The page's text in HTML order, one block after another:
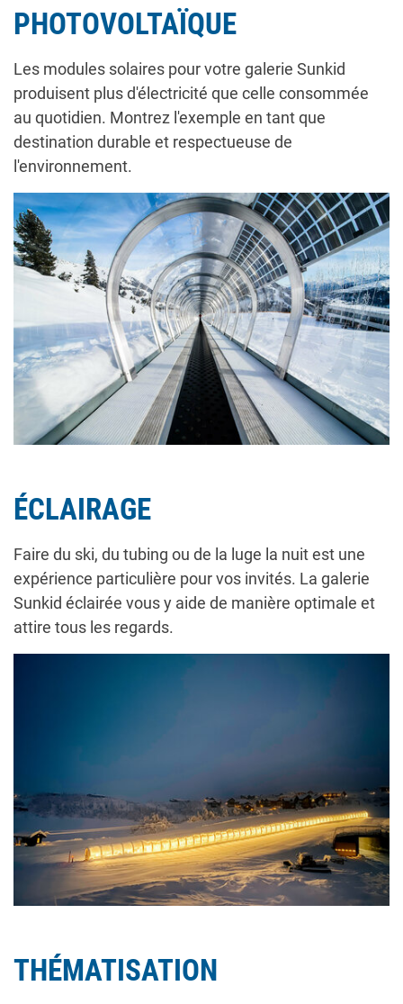
PHOTOVOLTAÏQUE
Les modules solaires pour votre galerie Sunkid
produisent plus d'électricité que celle consommée
au quotidien. Montrez l'exemple en tant que
destination durable et respectueuse de
l'environnement.
ÉCLAIRAGE
Faire du ski, du tubing ou de la luge la nuit est une
expérience particulière pour vos invités. La galerie
Sunkid éclairée vous y aide de manière optimale et
attire tous les regards.
THÉMATISATION